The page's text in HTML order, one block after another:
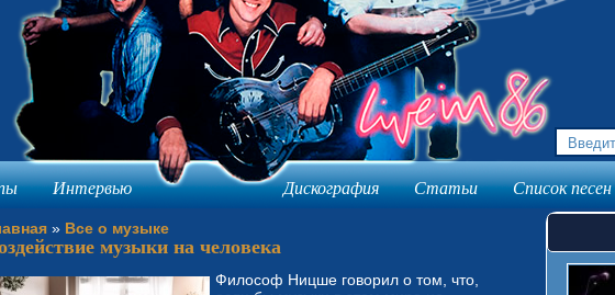
Интервью Дискография Статьи Список песен
» Все о музыке
музыки на человека
Философ Ницше говорил о том, что,